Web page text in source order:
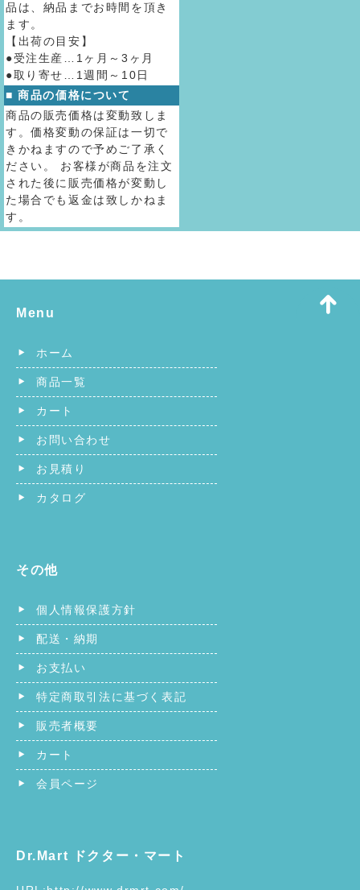
品は、納品までお時間を頂き
ます。
【出荷の目安】
●受注生産…1ヶ月～3ヶ月
●取り寄せ…1週間～10日
■ 商品の価格について
商品の販売価格は変動致しま
す。価格変動の保証は一切で
きかねますので予めご了承く
ださい。 お客様が商品を注文
された後に販売価格が変動し
た場合でも返金は致しかねま
す。
Menu
ホーム
商品一覧
カート
お問い合わせ
お見積り
カタログ
その他
個人情報保護方針
配送・納期
お支払い
特定商取引法に基づく表記
販売者概要
カート
会員ページ
Dr.Mart ドクター・マート